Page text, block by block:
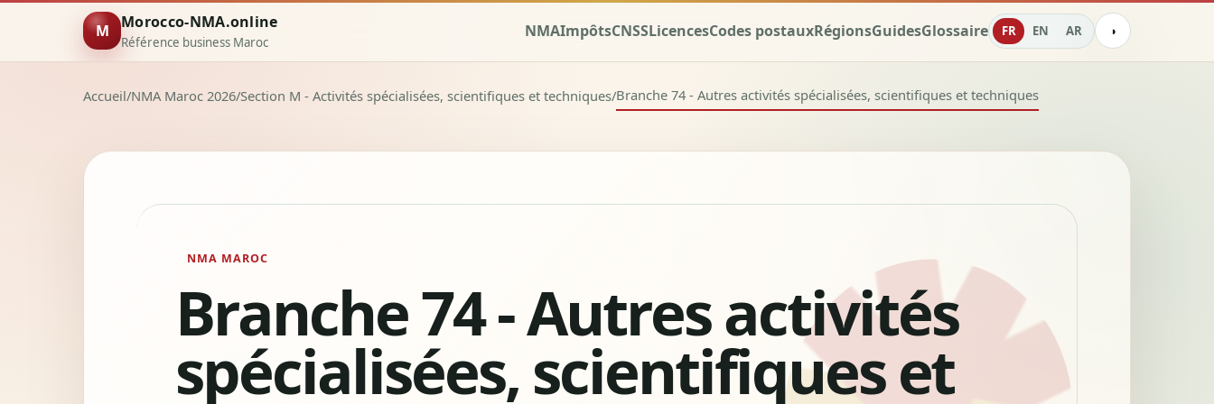
M Morocco-NMA.online
Référence business Maroc
NMAImpôtsCNSSLicencesCodes postauxRégionsGuidesGlossaire FR EN AR ◑
Accueil/NMA Maroc 2026/Section M - Activités spécialisées, scientifiques et techniques/Branche 74 - Autres activités spécialisées, scientifiques et techniques
NMA MAROC
Branche 74 - Autres activités
spécialisées, scientifiques et